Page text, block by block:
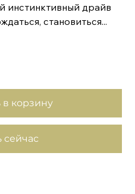
инстинктивный драйв
становиться...
корзину
сейчас